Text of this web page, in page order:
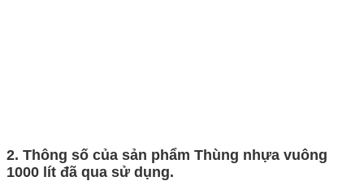
2. Thông số của sản phẩm Thùng nhựa vuông
1000 lít đã qua sử dụng.